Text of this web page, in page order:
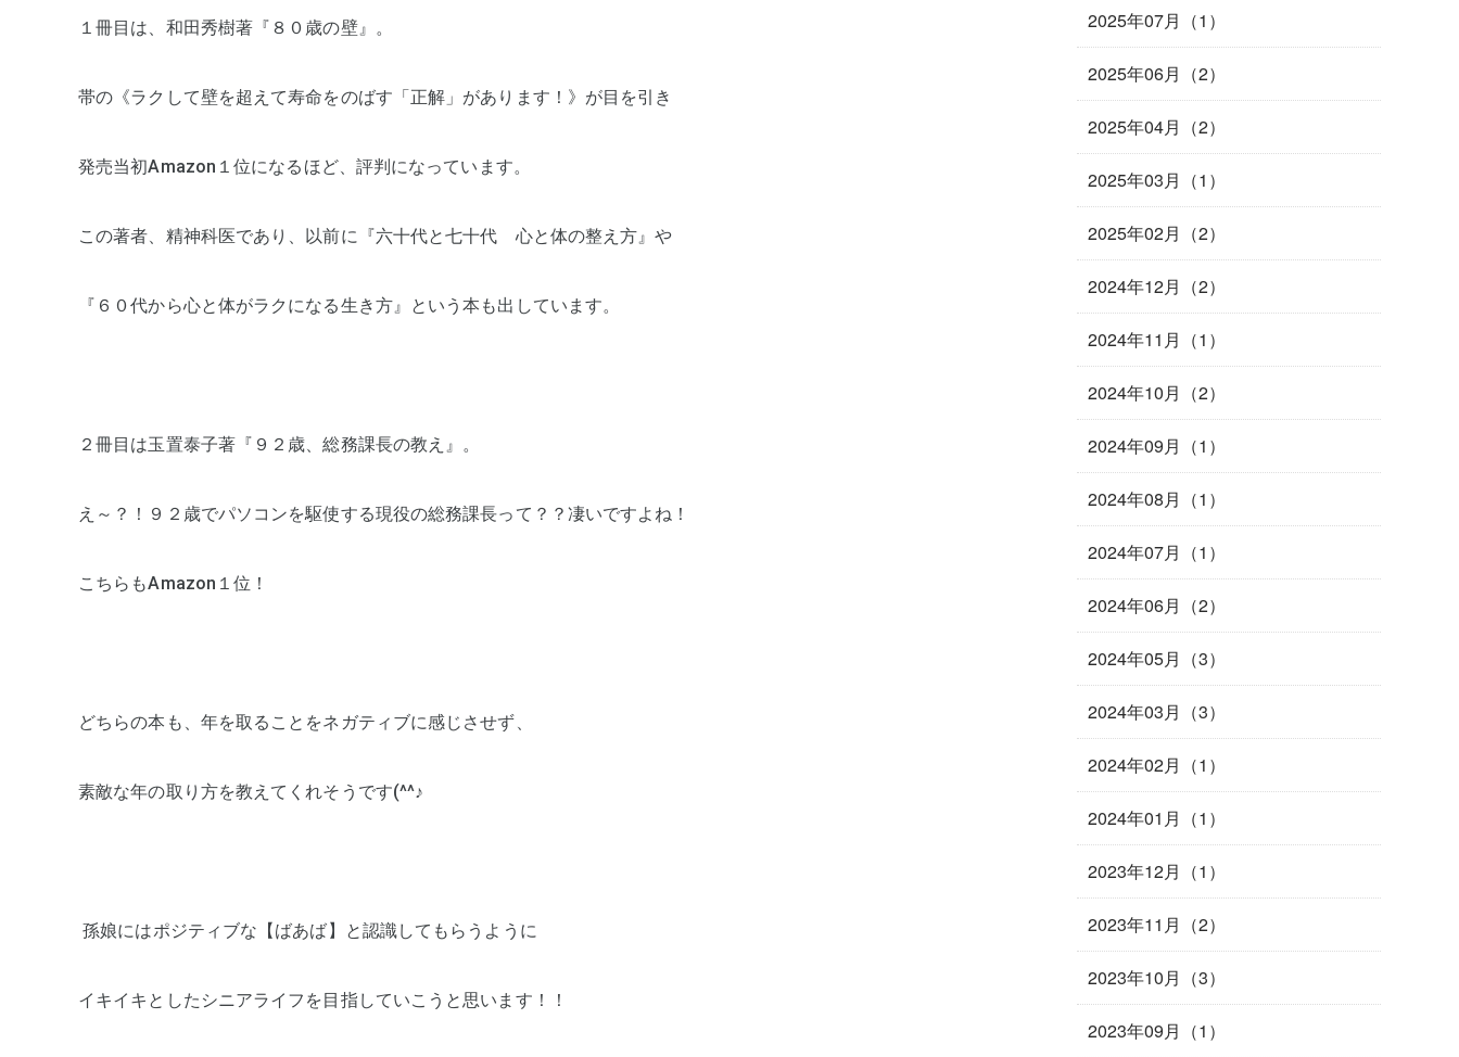
１冊目は、和田秀樹著『８０歳の壁』。
帯の《ラクして壁を超えて寿命をのばす「正解」があります！》が目を引き
発売当初Amazon１位になるほど、評判になっています。
この著者、精神科医であり、以前に『六十代と七十代　心と体の整え方』や
『６０代から心と体がラクになる生き方』という本も出しています。
２冊目は玉置泰子著『９２歳、総務課長の教え』。
え～？！９２歳でパソコンを駆使する現役の総務課長って？？凄いですよね！
こちらもAmazon１位！
どちらの本も、年を取ることをネガティブに感じさせず、
素敵な年の取り方を教えてくれそうです(^^♪
孫娘にはポジティブな【ばあば】と認識してもらうように
イキイキとしたシニアライフを目指していこうと思います！！
2025年07月（1）
2025年06月（2）
2025年04月（2）
2025年03月（1）
2025年02月（2）
2024年12月（2）
2024年11月（1）
2024年10月（2）
2024年09月（1）
2024年08月（1）
2024年07月（1）
2024年06月（2）
2024年05月（3）
2024年03月（3）
2024年02月（1）
2024年01月（1）
2023年12月（1）
2023年11月（2）
2023年10月（3）
2023年09月（1）